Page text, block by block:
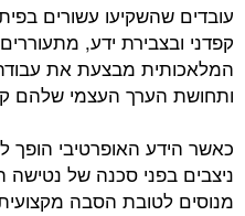
עובדים שהשקיעו עשורים
קפדני ובצבירת ידע,
המלאכותית מבצעת את
ותחושת הערך העצמי שלהם
כאשר הידע האופרטיבי הופך
ניצבים בפני סכנה של נטישה
מנוסים לטובת הסבה